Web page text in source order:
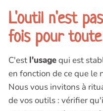
L'outil n'est
fois pour toute
C'est l'usagequi est
en fonction de ce que le
Nous vous invitons à
de vos outils : vérifier